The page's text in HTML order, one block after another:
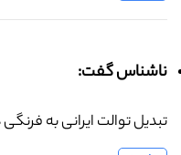
ناشناس گفت:
تبدیل توالت ایرانی به